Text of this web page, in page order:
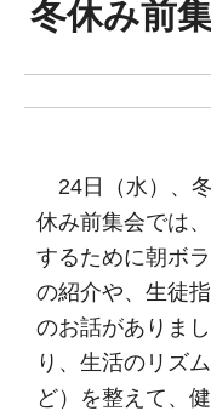
冬休み前
24日（水）、
休み前集会では
するために朝ボ
の紹介や、生徒
のお話がありま
り、生活のリズ
ど）を整えて、